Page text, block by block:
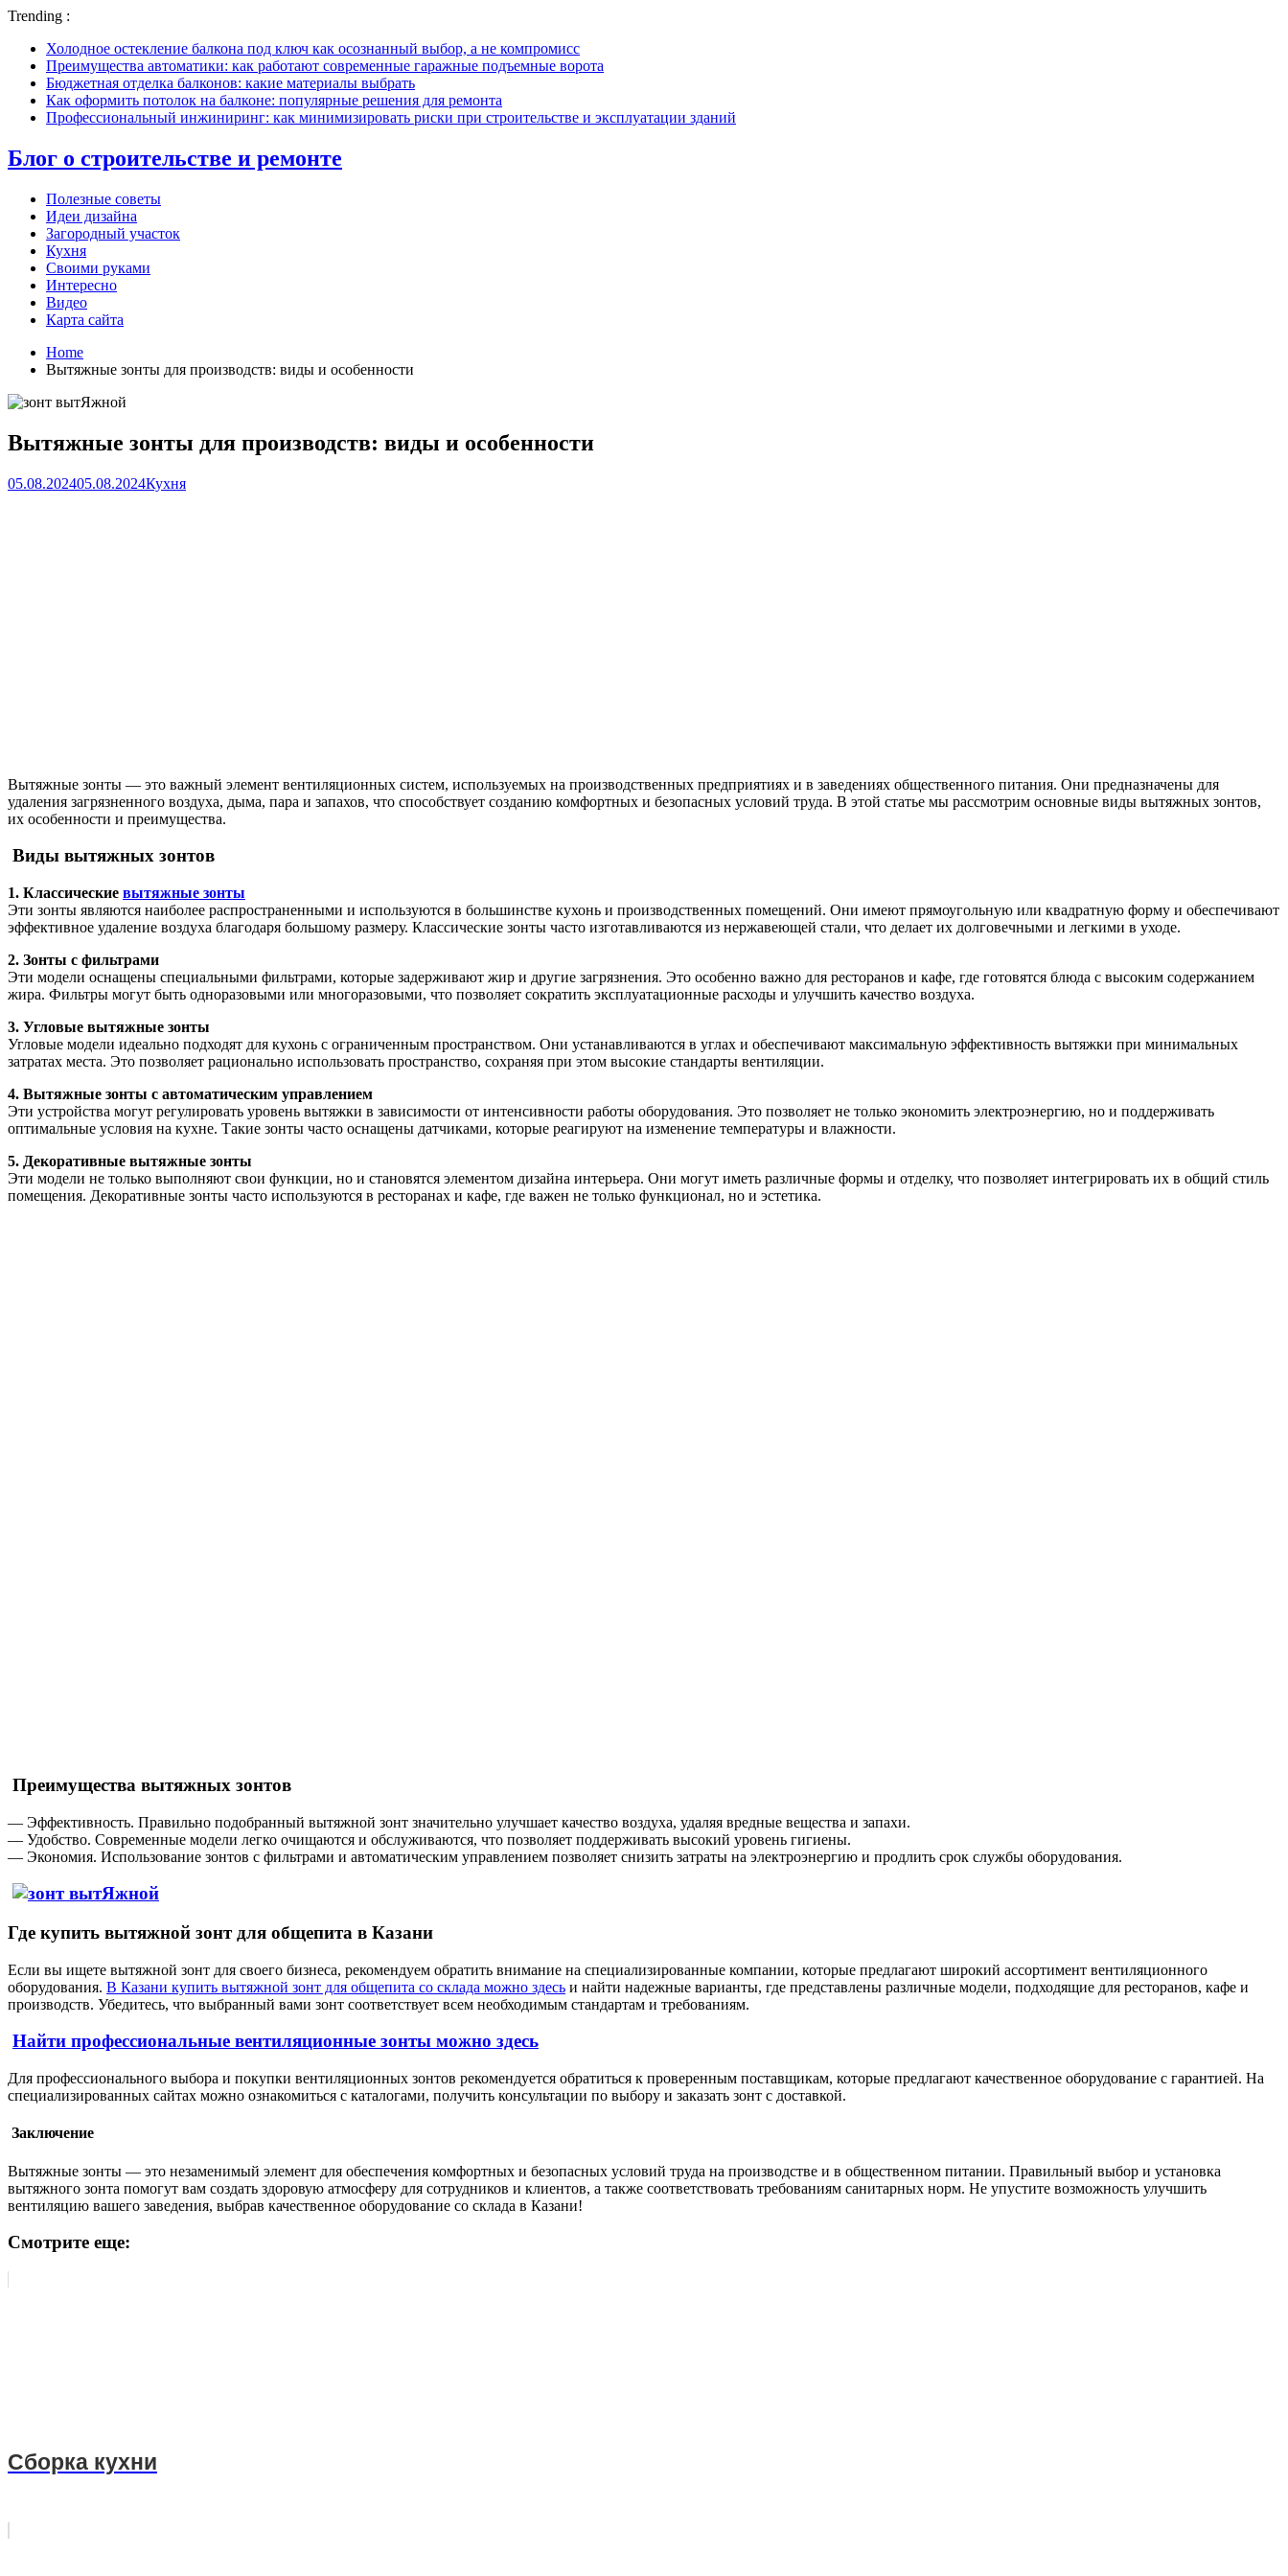
Trending :
Холодное остекление балкона под ключ как осознанный выбор, а не компромисс
Преимущества автоматики: как работают современные гаражные подъемные ворота
Бюджетная отделка балконов: какие материалы выбрать
Как оформить потолок на балконе: популярные решения для ремонта
Профессиональный инжиниринг: как минимизировать риски при строительстве и эксплуатации зданий
Блог о строительстве и ремонте
Полезные советы
Идеи дизайна
Загородный участок
Кухня
Своими руками
Интересно
Видео
Карта сайта
Home
Вытяжные зонты для производств: виды и особенности
Вытяжные зонты для производств: виды и особенности
05.08.202405.08.2024Кухня
Вытяжные зонты — это важный элемент вентиляционных систем, используемых на производственных предприятиях и в заведениях общественного питания. Они предназначены для
удаления загрязненного воздуха, дыма, пара и запахов, что способствует созданию комфортных и безопасных условий труда. В этой статье мы рассмотрим основные виды вытяжных зонтов,
их особенности и преимущества.
Виды вытяжных зонтов
1. Классические вытяжные зонты
Эти зонты являются наиболее распространенными и используются в большинстве кухонь и производственных помещений. Они имеют прямоугольную или квадратную форму и обеспечивают
эффективное удаление воздуха благодаря большому размеру. Классические зонты часто изготавливаются из нержавеющей стали, что делает их долговечными и легкими в уходе.
2. Зонты с фильтрами
Эти модели оснащены специальными фильтрами, которые задерживают жир и другие загрязнения. Это особенно важно для ресторанов и кафе, где готовятся блюда с высоким содержанием
жира. Фильтры могут быть одноразовыми или многоразовыми, что позволяет сократить эксплуатационные расходы и улучшить качество воздуха.
3. Угловые вытяжные зонты
Угловые модели идеально подходят для кухонь с ограниченным пространством. Они устанавливаются в углах и обеспечивают максимальную эффективность вытяжки при минимальных
затратах места. Это позволяет рационально использовать пространство, сохраняя при этом высокие стандарты вентиляции.
4. Вытяжные зонты с автоматическим управлением
Эти устройства могут регулировать уровень вытяжки в зависимости от интенсивности работы оборудования. Это позволяет не только экономить электроэнергию, но и поддерживать
оптимальные условия на кухне. Такие зонты часто оснащены датчиками, которые реагируют на изменение температуры и влажности.
5. Декоративные вытяжные зонты
Эти модели не только выполняют свои функции, но и становятся элементом дизайна интерьера. Они могут иметь различные формы и отделку, что позволяет интегрировать их в общий стиль
помещения. Декоративные зонты часто используются в ресторанах и кафе, где важен не только функционал, но и эстетика.
Преимущества вытяжных зонтов
— Эффективность. Правильно подобранный вытяжной зонт значительно улучшает качество воздуха, удаляя вредные вещества и запахи.
— Удобство. Современные модели легко очищаются и обслуживаются, что позволяет поддерживать высокий уровень гигиены.
— Экономия. Использование зонтов с фильтрами и автоматическим управлением позволяет снизить затраты на электроэнергию и продлить срок службы оборудования.
Где купить вытяжной зонт для общепита в Казани
Если вы ищете вытяжной зонт для своего бизнеса, рекомендуем обратить внимание на специализированные компании, которые предлагают широкий ассортимент вентиляционного
оборудования. В Казани купить вытяжной зонт для общепита со склада можно здесь и найти надежные варианты, где представлены различные модели, подходящие для ресторанов, кафе и
производств. Убедитесь, что выбранный вами зонт соответствует всем необходимым стандартам и требованиям.
Найти профессиональные вентиляционные зонты можно здесь
Для профессионального выбора и покупки вентиляционных зонтов рекомендуется обратиться к проверенным поставщикам, которые предлагают качественное оборудование с гарантией. На
специализированных сайтах можно ознакомиться с каталогами, получить консультации по выбору и заказать зонт с доставкой.
Заключение
Вытяжные зонты — это незаменимый элемент для обеспечения комфортных и безопасных условий труда на производстве и в общественном питании. Правильный выбор и установка
вытяжного зонта помогут вам создать здоровую атмосферу для сотрудников и клиентов, а также соответствовать требованиям санитарных норм. Не упустите возможность улучшить
вентиляцию вашего заведения, выбрав качественное оборудование со склада в Казани!
Смотрите еще:
Сборка кухни